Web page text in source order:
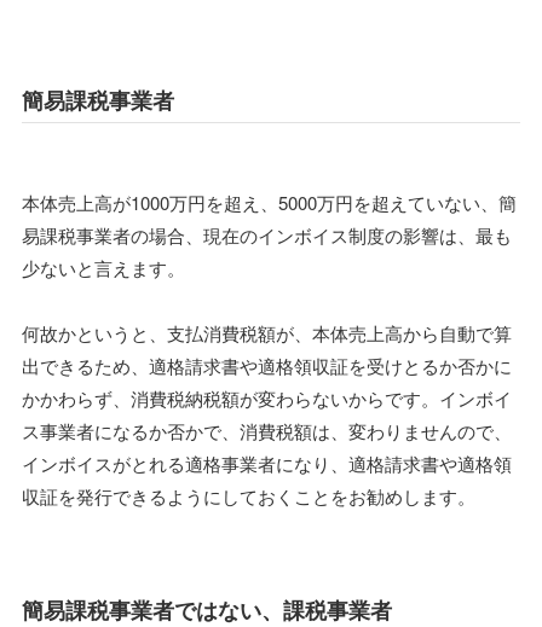
簡易課税事業者
本体売上高が1000万円を超え、5000万円を超えていない、簡
易課税事業者の場合、現在のインボイス制度の影響は、最も
少ないと言えます。
何故かというと、支払消費税額が、本体売上高から自動で算
出できるため、適格請求書や適格領収証を受けとるか否かに
かかわらず、消費税納税額が変わらないからです。インボイ
ス事業者になるか否かで、消費税額は、変わりませんので、
インボイスがとれる適格事業者になり、適格請求書や適格領
収証を発行できるようにしておくことをお勧めします。
簡易課税事業者ではない、課税事業者